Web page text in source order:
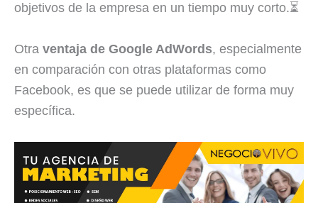
objetivos de la empresa en un tiempo muy corto.⏳
Otra ventaja de Google AdWords, especialmente
en comparación con otras plataformas como
Facebook, es que se puede utilizar de forma muy
específica.